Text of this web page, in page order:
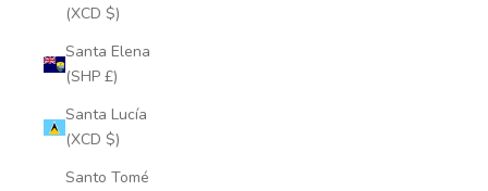
(XCD $)
Santa Elena
(SHP £)
Santa Lucía
(XCD $)
Santo Tomé